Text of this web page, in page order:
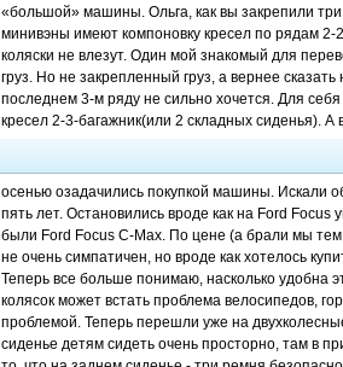
«большой» машины. Ольга, как вы закрепили
минивэны имеют компоновку кресел по рядам 2-
коляски не влезут. Один мой знакомый для
груз. Но не закрепленный груз, а вернее
последнем 3-м ряду не сильно хочется. Для
кресел 2-3-багажник(или 2 складных сиденья).
осенью озадачились покупкой машины. Искали
пять лет. Остановились вроде как на Ford
были Ford Focus C-Max. По цене (а брали мы
не очень симпатичен, но вроде как хотелось
Теперь все больше понимаю, насколько удобна
колясок может встать проблема велосипедов,
проблемой. Теперь перешли уже на
сиденье детям сидеть очень просторно, там в